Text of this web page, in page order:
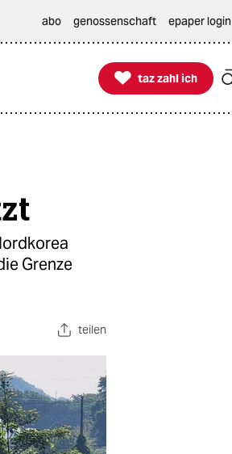
abo genossenschaft epaper login

taz zahl ich
taz zahl ich
Grenze
teilen